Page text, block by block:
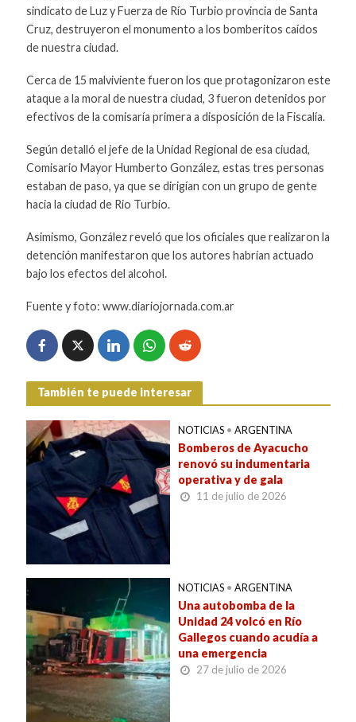
sindicato de Luz y Fuerza de Río Turbio provincia de Santa
Cruz, destruyeron el monumento a los bomberitos caídos
de nuestra ciudad.
Cerca de 15 malviviente fueron los que protagonizaron este
ataque a la moral de nuestra ciudad, 3 fueron detenidos por
efectivos de la comisaría primera a disposición de la Fiscalía.
Según detalló el jefe de la Unidad Regional de esa ciudad,
Comisario Mayor Humberto González, estas tres personas
estaban de paso, ya que se dirigían con un grupo de gente
hacia la ciudad de Rio Turbio.
Asimismo, González reveló que los oficiales que realizaron la
detención manifestaron que los autores habrían actuado
bajo los efectos del alcohol.
Fuente y foto: www.diariojornada.com.ar
También te puede interesar
NOTICIAS • ARGENTINA
Bomberos de Ayacucho
renovó su indumentaria
operativa y de gala
11 de julio de 2026
NOTICIAS • ARGENTINA
Una autobomba de la
Unidad 24 volcó en Río
Gallegos cuando acudía a
una emergencia
27 de julio de 2026